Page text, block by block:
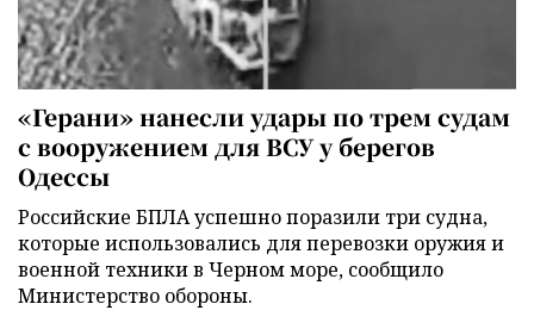
«Герани» нанесли удары по трем судам
с вооружением для ВСУ у берегов
Одессы
Российские БПЛА успешно поразили три судна,
которые использовались для перевозки оружия и
военной техники в Черном море, сообщило
Министерство обороны.